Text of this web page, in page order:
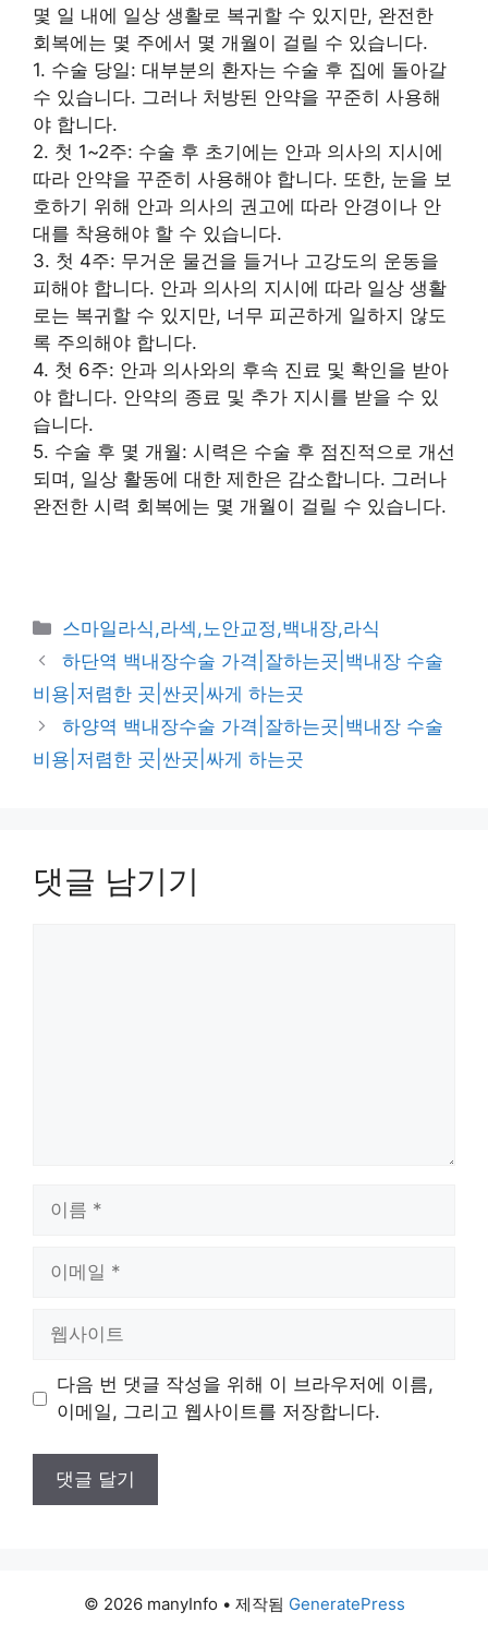
몇 일 내에 일상 생활로 복귀할 수 있지만, 완전한
회복에는 몇 주에서 몇 개월이 걸릴 수 있습니다.
1. 수술 당일: 대부분의 환자는 수술 후 집에 돌아갈
수 있습니다. 그러나 처방된 안약을 꾸준히 사용해
야 합니다.
2. 첫 1~2주: 수술 후 초기에는 안과 의사의 지시에
따라 안약을 꾸준히 사용해야 합니다. 또한, 눈을 보
호하기 위해 안과 의사의 권고에 따라 안경이나 안
대를 착용해야 할 수 있습니다.
3. 첫 4주: 무거운 물건을 들거나 고강도의 운동을
피해야 합니다. 안과 의사의 지시에 따라 일상 생활
로는 복귀할 수 있지만, 너무 피곤하게 일하지 않도
록 주의해야 합니다.
4. 첫 6주: 안과 의사와의 후속 진료 및 확인을 받아
야 합니다. 안약의 종료 및 추가 지시를 받을 수 있
습니다.
5. 수술 후 몇 개월: 시력은 수술 후 점진적으로 개선
되며, 일상 활동에 대한 제한은 감소합니다. 그러나
완전한 시력 회복에는 몇 개월이 걸릴 수 있습니다.
카
테
고
리
스마일라식,라섹,노안교정,백내장,라식
하단역 백내장수술 가격|잘하는곳|백내장 수술
비용|저렴한 곳|싼곳|싸게 하는곳
하양역 백내장수술 가격|잘하는곳|백내장 수술
비용|저렴한 곳|싼곳|싸게 하는곳
댓글 남기기
트
다음 번 댓글 작성을 위해 이 브라우저에 이름,
이메일, 그리고 웹사이트를 저장합니다.
© 2026 manyInfo • 제작됨 GeneratePress